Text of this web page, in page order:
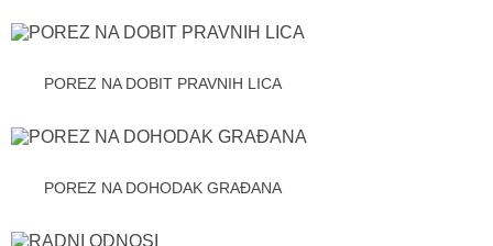
POREZ NA DOBIT PRAVNIH LICA
POREZ NA DOHODAK GRAĐANA